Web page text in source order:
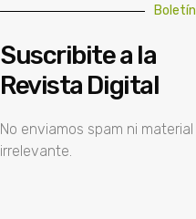
Boletín
Suscribite a la
Revista Digital
No enviamos spam ni material
irrelevante.